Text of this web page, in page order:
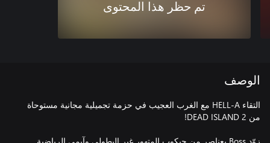
تم حظر هذا المحتوى
الوصف
التقاء HELL-A مع الغرب العجيب في حزمة تجميلية مجانية مستوحاة
زوّد Boss بعناصر من جيكوب المتهور غير البطولي وآيمي الرياضية